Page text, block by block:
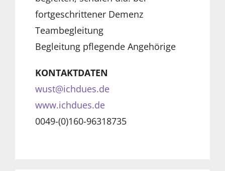
fortgeschrittener Demenz
Teambegleitung
Begleitung pflegende Angehörige
KONTAKTDATEN
wust@ichdues.de
www.ichdues.de
0049-(0)160-96318735